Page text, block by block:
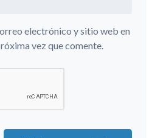
electrónico y sitio web en
vez que comente.